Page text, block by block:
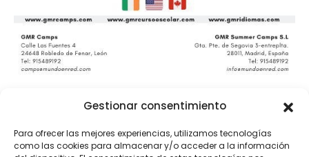
Gestionar consentimiento
Para ofrecer las mejores experiencias, utilizamos tecnologías
como las cookies para almacenar y/o acceder a la información
Araceli Catón Sánchez